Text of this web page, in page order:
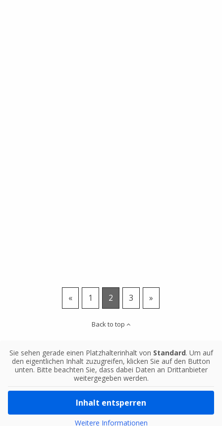
« 1 2 3 »
Back to top
Sie sehen gerade einen Platzhalterinhalt von Standard. Um auf
den eigentlichen Inhalt zuzugreifen, klicken Sie auf den Button
unten. Bitte beachten Sie, dass dabei Daten an Drittanbieter
weitergegeben werden.
Inhalt entsperren
Weitere Informationen